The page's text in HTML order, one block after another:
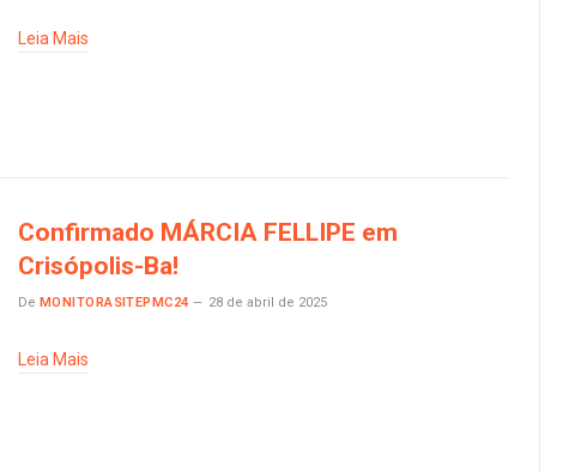
Leia Mais
Confirmado MÁRCIA FELLIPE em
Crisópolis-Ba!
De MONITORASITEPMC24 28 de abril de 2025
Leia Mais